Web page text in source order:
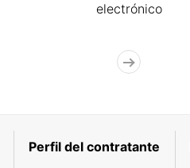
electrónico
Perfil del contratante